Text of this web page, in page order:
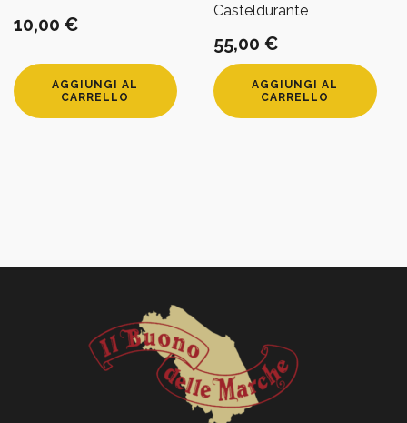
10,00 €
AGGIUNGI AL
CARRELLO
Casteldurante
55,00 €
AGGIUNGI AL
CARRELLO